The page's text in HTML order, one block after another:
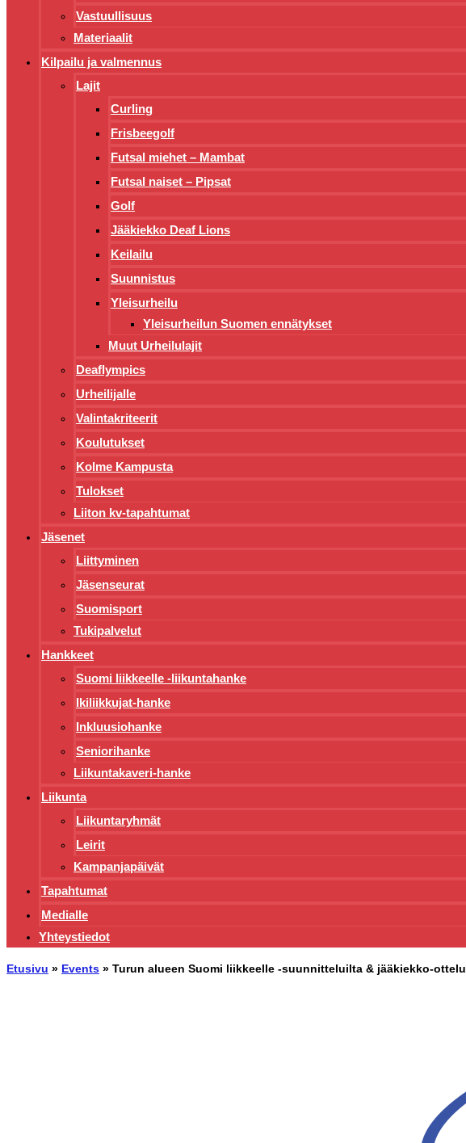
Vastuullisuus
Materiaalit
Kilpailu ja valmennus
Lajit
Curling
Frisbeegolf
Futsal miehet – Mambat
Futsal naiset – Pipsat
Golf
Jääkiekko Deaf Lions
Keilailu
Suunnistus
Yleisurheilu
Yleisurheilun Suomen ennätykset
Muut Urheilulajit
Deaflympics
Urheilijalle
Valintakriteerit
Koulutukset
Kolme Kampusta
Tulokset
Liiton kv-tapahtumat
Jäsenet
Liittyminen
Jäsenseurat
Suomisport
Tukipalvelut
Hankkeet
Suomi liikkeelle -liikuntahanke
Ikiliikkujat-hanke
Inkluusiohanke
Seniorihanke
Liikuntakaveri-hanke
Liikunta
Liikuntaryhmät
Leirit
Kampanjapäivät
Tapahtumat
Medialle
Yhteystiedot
Etusivu » Events » Turun alueen Suomi liikkeelle -suunnitteluilta & jääkiekko-ottelu